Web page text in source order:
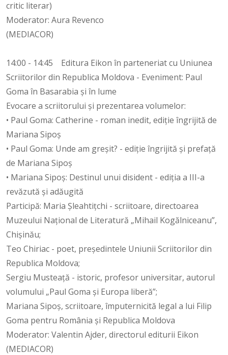
critic literar)
Moderator: Aura Revenco
(MEDIACOR)
14:00 - 14:45 Editura Eikon în parteneriat cu Uniunea
Scriitorilor din Republica Moldova - Eveniment: Paul
Goma în Basarabia și în lume
Evocare a scriitorului și prezentarea volumelor:
• Paul Goma: Catherine - roman inedit, ediție îngrijită de
Mariana Sipoș
• Paul Goma: Unde am greșit? - ediție îngrijită și prefață
de Mariana Sipoș
• Mariana Sipoș: Destinul unui disident - ediția a III-a
revăzută și adăugită
Participă: Maria Șleahtițchi - scriitoare, directoarea
Muzeului Național de Literatură „Mihail Kogălniceanu”,
Chișinău;
Teo Chiriac - poet, președintele Uniunii Scriitorilor din
Republica Moldova;
Sergiu Musteață - istoric, profesor universitar, autorul
volumului „Paul Goma și Europa liberă”;
Mariana Sipoș, scriitoare, împuternicită legal a lui Filip
Goma pentru România și Republica Moldova
Moderator: Valentin Ajder, directorul editurii Eikon
(MEDIACOR)